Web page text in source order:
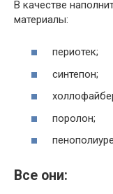
В качестве
материалы:
периотек;
синтепон;
поролон;
Все они: